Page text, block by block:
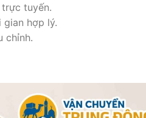
tuyến.
gian hợp lý.
chỉnh.